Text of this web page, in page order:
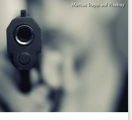
Marcus Trapp auf Pixabay